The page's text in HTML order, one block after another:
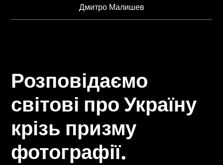
Дмитро Малишев
Розповідаємо
світові про Україну
крізь призму
фотографії.